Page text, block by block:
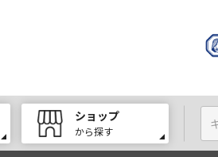
ショップ
から探す